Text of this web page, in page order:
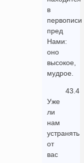
в
первописи
пред
Нами:
оно
высокое,
мудрое.
43.4
Уже
ли
нам
устранять
от
вас